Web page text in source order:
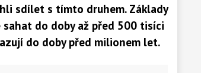
sdílet s tímto druhem. Základy
do doby až před 500 tisíci
do doby před milionem let.